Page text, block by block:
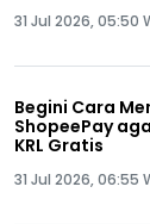
31 Jul 2026, 05:50
Begini Cara
ShopeePay
KRL Gratis
31 Jul 2026, 06:55